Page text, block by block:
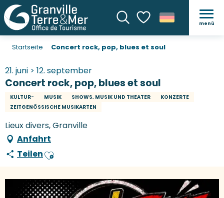
SucheVoir les favoris
menü
Startseite Concert rock, pop, blues et soul
21. juni > 12. september
Concert rock, pop, blues et soul
KULTUR- MUSIK SHOWS, MUSIK UND THEATER
KONZERTE
ZEITGENÖSSISCHE MUSIKARTEN
Lieux divers, Granville
Anfahrt
TeilenAjouter aux favoris